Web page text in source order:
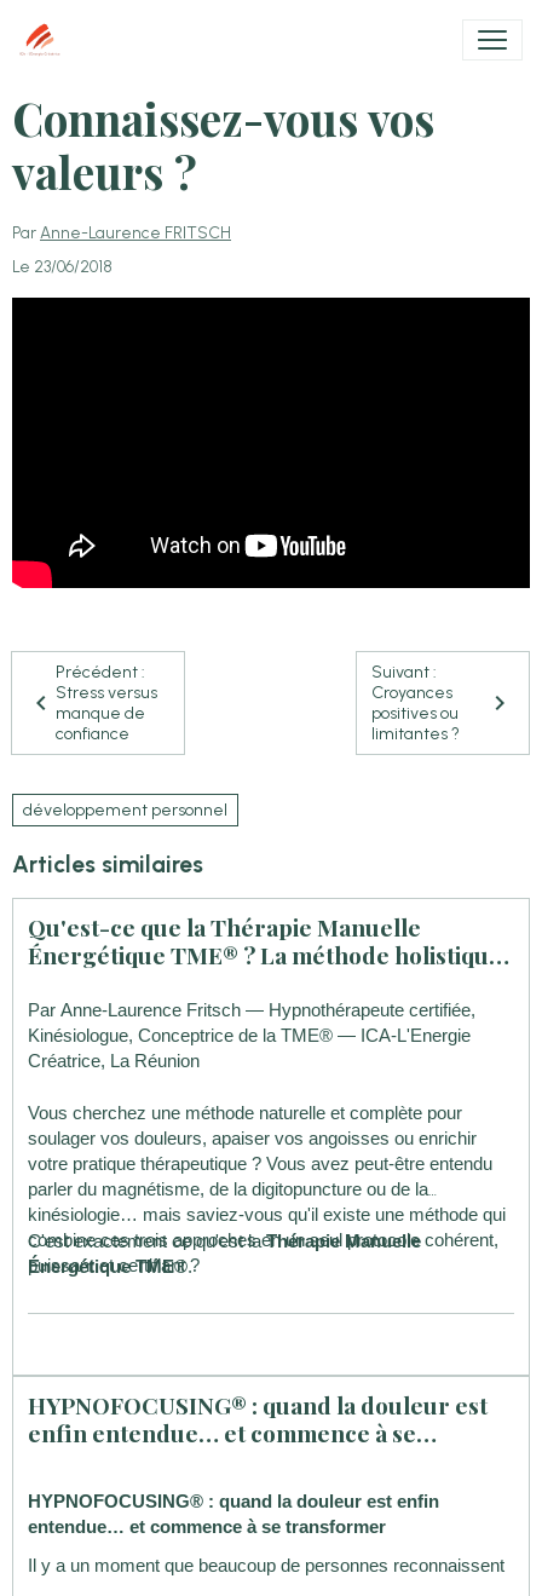
Connaissez-vous vos
valeurs ?
Par Anne-Laurence FRITSCH
Le 23/06/2018
Précédent :
Stress versus
manque de
confiance
Suivant :
Croyances
positives ou
limitantes ?
développement personnel
Articles similaires
Qu'est-ce que la Thérapie Manuelle
Énergétique TME® ? La méthode holistique
Par Anne-Laurence Fritsch — Hypnothérapeute certifiée,
Kinésiologue, Conceptrice de la TME® — ICA-L'Energie
Créatrice, La Réunion
Vous cherchez une méthode naturelle et complète pour
soulager vos douleurs, apaiser vos angoisses ou enrichir
votre pratique thérapeutique ? Vous avez peut-être entendu
parler du magnétisme, de la digitopuncture ou de la
kinésiologie… mais saviez-vous qu'il existe une méthode qui
combine ces trois approches en un seul protocole cohérent,
puissant et certifiant ?
C'est exactement ce qu'est laThérapie Manuelle
Énergétique TME®.
HYPNOFOCUSING® : quand la douleur est
enfin entendue… et commence à se
HYPNOFOCUSING® : quand la douleur est enfin
entendue… et commence à se transformer
Il y a un moment que beaucoup de personnes reconnaissent